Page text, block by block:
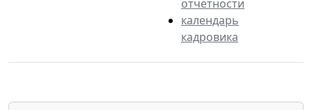
отчетности
календарь
кадровика